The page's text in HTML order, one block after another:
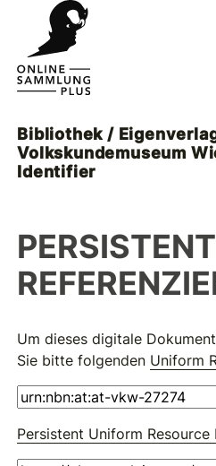
Bibliothek /
Volkskundemuseum
Identifier
Um dieses digitale
Sie bitte folgenden Uniform
Persistent Uniform Resource